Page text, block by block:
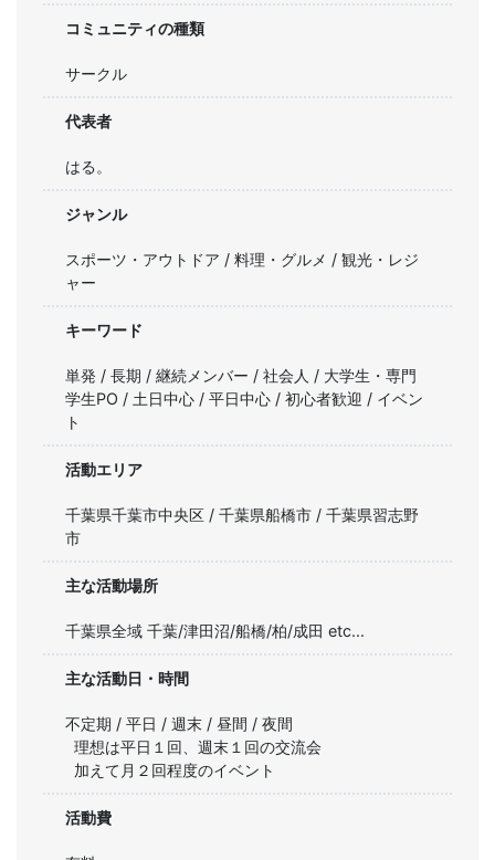
コミュニティの種類
サークル
代表者
はる。
ジャンル
スポーツ・アウトドア / 料理・グルメ / 観光・レジ
ャー
キーワード
単発 / 長期 / 継続メンバー / 社会人 / 大学生・専門
学生PO / 土日中心 / 平日中心 / 初心者歓迎 / イベン
ト
活動エリア
千葉県千葉市中央区 / 千葉県船橋市 / 千葉県習志野
市
主な活動場所
千葉県全域 千葉/津田沼/船橋/柏/成田 etc...
主な活動日・時間
不定期 / 平日 / 週末 / 昼間 / 夜間
理想は平日１回、週末１回の交流会
加えて月２回程度のイベント
活動費